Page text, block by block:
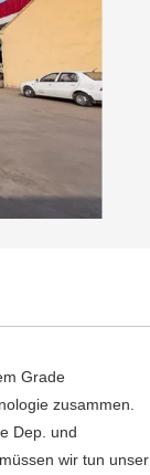
Grade
zusammen.
Dep. und
wir tun unser